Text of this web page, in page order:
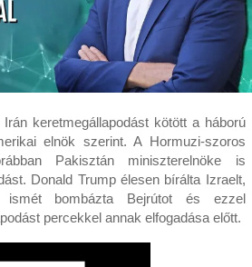
keretmegállapodást kötött a háború
elnök szerint. A Hormuzi-szoros
Pakisztán miniszterelnöke is
Donald Trump élesen bírálta Izraelt,
bombázta Bejrútot és ezzel
percekkel annak elfogadása előtt.